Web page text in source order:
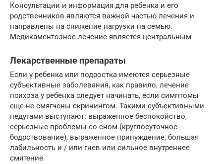
Консультации и информация для ребенка и его
родственников являются важной частью лечения и
направлены на снижение нагрузки на семью.
Медикаментозное лечение является центральным
Лекарственные препараты
Если у ребенка или подростка имеются серьезные
субъективные заболевания, как правило, лечение
психоза у ребенка следует начинать, если симптомы
еще не смягчены скринингом. Такими субъективными
недугами выступают: выраженное беспокойство,
серьезные проблемы со сном (круглосуточное
бодрствование), выраженное принуждение, большая
лабильность и / или гнев или сильное внутреннее
смятение.